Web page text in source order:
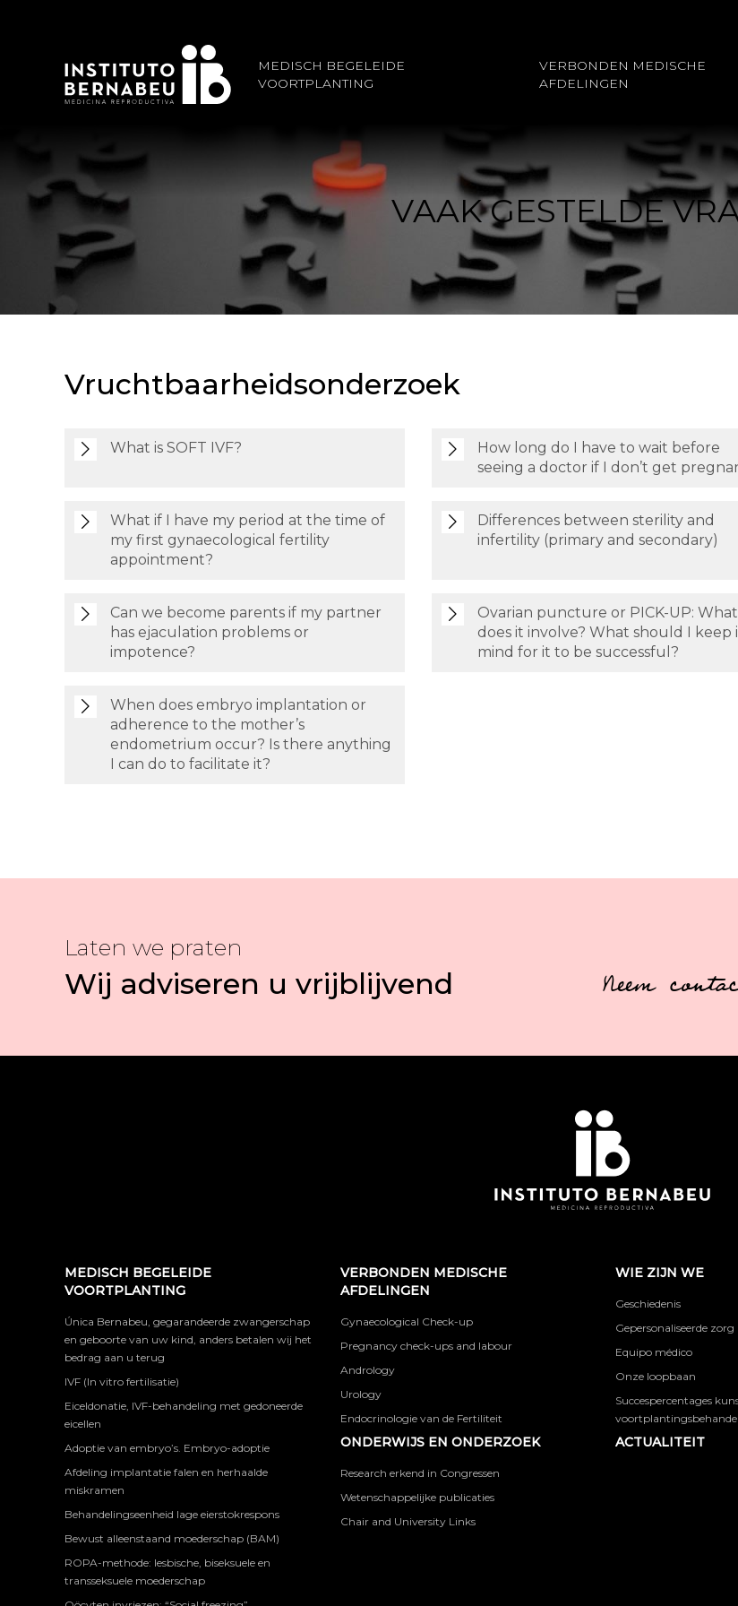
MEDISCH BEGELEIDE
VOORTPLANTING
VERBONDEN MEDISCHE
AFDELINGEN
VAAK GESTELDE
Vruchtbaarheidsonderzoek
What is SOFT IVF?
How long do I have to wait before
seeing a doctor if I don’t get
What if I have my period at the time of
my first gynaecological fertility
appointment?
Differences between sterility and
infertility (primary and secondary)
Can we become parents if my partner
has ejaculation problems or
impotence?
Ovarian puncture or PICK-UP: What
does it involve? What should I keep
mind for it to be successful?
When does embryo implantation or
adherence to the mother’s
endometrium occur? Is there anything
I can do to facilitate it?
Laten we praten
Wij adviseren u vrijblijvend Neem
MEDISCH BEGELEIDE
VOORTPLANTING
Única Bernabeu, gegarandeerde zwangerschap
en geboorte van uw kind, anders betalen wij het
bedrag aan u terug
IVF (In vitro fertilisatie)
Eiceldonatie, IVF-behandeling met gedoneerde
eicellen
Adoptie van embryo’s. Embryo-adoptie
Afdeling implantatie falen en herhaalde
miskramen
Behandelingseenheid lage eierstokrespons
Bewust alleenstaand moederschap (BAM)
ROPA-methode: lesbische, biseksuele en
transseksuele moederschap
VERBONDEN MEDISCHE
AFDELINGEN
Gynaecological Check-up
Pregnancy check-ups and labour
Andrology
Urology
Endocrinologie van de Fertiliteit
ONDERWIJS EN ONDERZOEK
Research erkend in Congressen
Wetenschappelijke publicaties
Chair and University Links
WIE ZIJN WE
Geschiedenis
Gepersonaliseerde zorg
Equipo médico
Onze loopbaan
Succespercentages
ACTUALITEIT